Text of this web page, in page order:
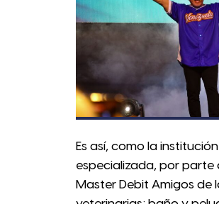
Es así, como la
especializada, por
Master Debit Amigos de